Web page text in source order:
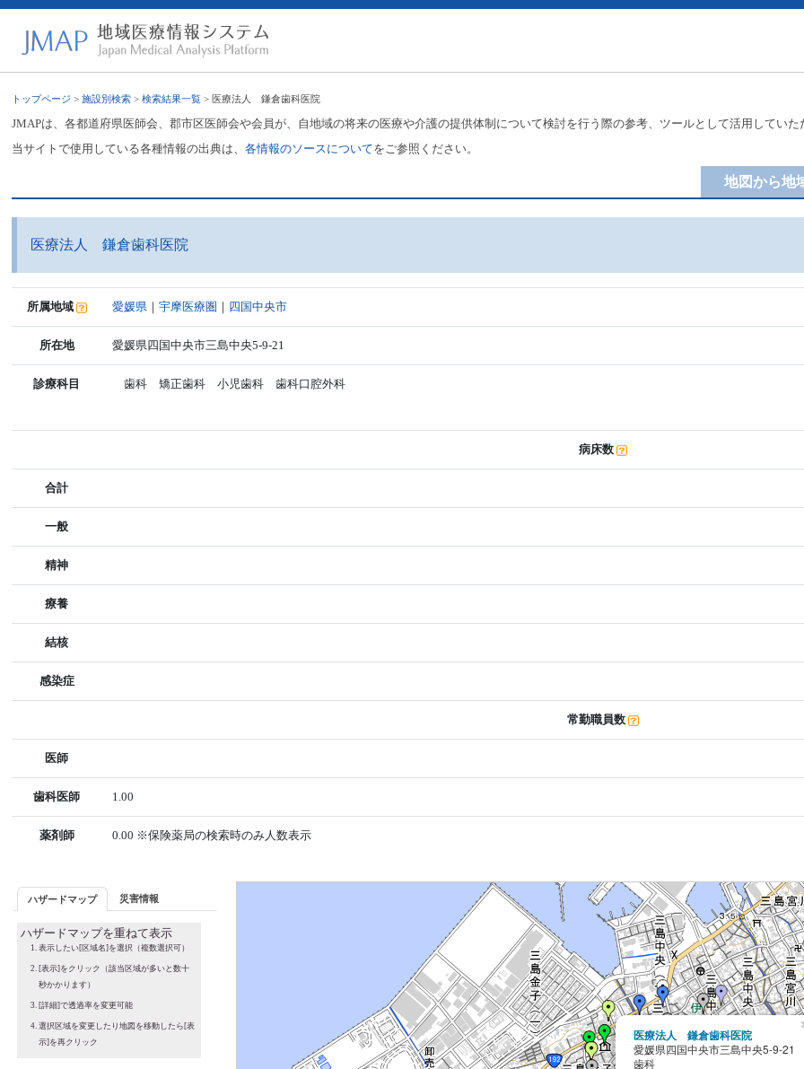
トップページ >施設別検索 >検索結果一覧 > 医療法人 鎌倉歯科医院
JMAPは、各都道府県医師会、郡市区医師会や会員が、自地域の将来の医療や介護の提供体制について検討を行う際の参考、ツールとして活用してい
当サイトで使用している各種情報の出典は、各情報のソースについてをご参照ください。
地図から地
医療法人 鎌倉歯科医院
所属地域 愛媛県 ｜宇摩医療圏 ｜ 四国中央市
所在地 愛媛県四国中央市三島中央5-9-21
診療科目 歯科 矯正歯科 小児歯科 歯科口腔外科
病床数
合計
一般
精神
療養
結核
感染症
常勤職員数
医師
歯科医師 1.00
薬剤師 0.00 ※保険薬局の検索時のみ人数表示
ハザードマップ 災害情報
ハザードマップを重ねて表示
表示したい[区域名]を選択（複数選択可）
[表示]をクリック（該当区域が多いと数十
秒かかります）
[詳細]で透過率を変更可能
選択区域を変更したり地図を移動したら[表
示]を再クリック
医療法人 鎌倉歯科医院
愛媛県四国中央市三島中央5-9-21
歯科